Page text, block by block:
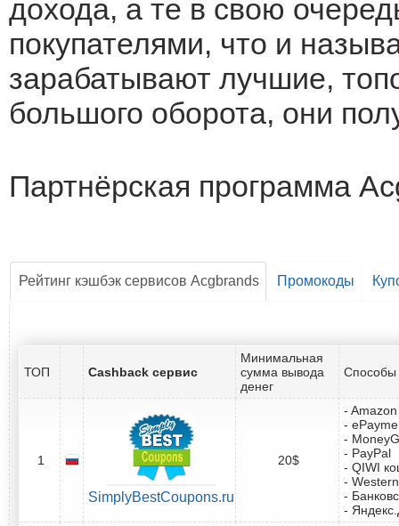
дохода, а те в свою
покупателями, что и
зарабатывают лучшие,
большого оборота, они
Партнёрская программа
Рейтинг кэшбэк сервисов Acgbrands Промокоды
ТОП Cashback сервис
Минимальная
сумма вывода
денег
Способы
1
SimplyBestCoupons.ru
20$
-
-
-
- PayPal
- QIWI
-
-
-